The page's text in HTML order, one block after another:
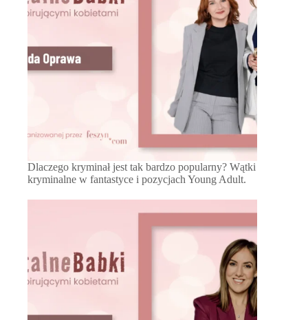
Dlaczego kryminał jest tak bardzo popularny? Wątki
kryminalne w fantastyce i pozycjach Young Adult.